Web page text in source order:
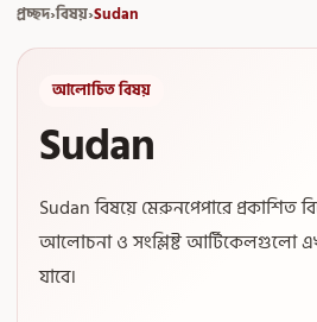
প্রচ্ছদ›বিষয়›Sudan
আলোচিত বিষয়
Sudan
Sudan বিষয়ে মেরুনপেপারে প্রকাশিত
আলোচনা ও সংশ্লিষ্ট আর্টিকেলগুলো
যাবে।